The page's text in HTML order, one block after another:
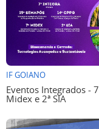
IF GOIANO
Eventos Integrados -
Midex e 2ª SIA